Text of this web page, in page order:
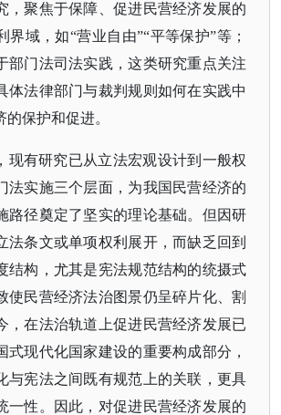
，聚焦于保障、促进民营经济发展的
界域，如“营业自由”“平等保护”等；
部门法司法实践，这类研究重点关注
体法律部门与裁判规则如何在实践中
保护和促进。
现有研究已从立法宏观设计到一般权
法实施三个层面，为我国民营经济的
路径奠定了坚实的理论基础。但因研
法条文或单项权利展开，而缺乏回到
结构，尤其是宪法规范结构的统摄式
使民营经济法治图景仍呈碎片化、割
，在法治轨道上促进民营经济发展已
式现代化国家建设的重要构成部分，
与宪法之间既有规范上的关联，更具
一性。因此，对促进民营经济发展的